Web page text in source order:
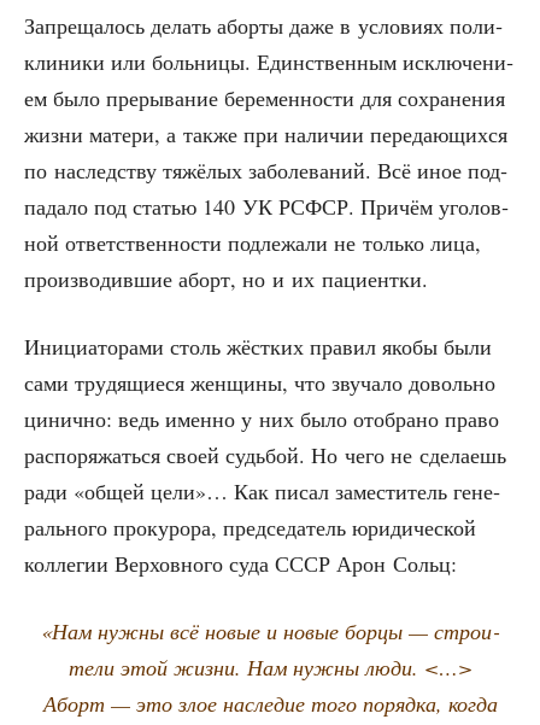
Запре­ща­лось делать абор­ты даже в усло­ви­ях поли­
кли­ни­ки или боль­ни­цы. Един­ствен­ным исклю­че­ни­
ем было пре­ры­ва­ние бере­мен­но­сти для сохра­не­ния
жиз­ни мате­ри, а так­же при нали­чии пере­да­ю­щих­ся
по наслед­ству тяжё­лых забо­ле­ва­ний. Всё иное под­
па­да­ло под ста­тью 140 УК РСФСР. При­чём уго­лов­
ной ответ­ствен­но­сти под­ле­жа­ли не толь­ко лица,
про­из­во­див­шие аборт, но и их пациентки.
Ини­ци­а­то­ра­ми столь жёст­ких пра­вил яко­бы были
сами тру­дя­щи­е­ся жен­щи­ны, что зву­ча­ло доволь­но
цинич­но: ведь имен­но у них было ото­бра­но пра­во
рас­по­ря­жать­ся сво­ей судь­бой. Но чего не сде­ла­ешь
ради «общей цели»… Как писал заме­сти­тель гене­
раль­но­го про­ку­ро­ра, пред­се­да­тель юри­ди­че­ской
кол­ле­гии Вер­хов­но­го суда СССР Арон Сольц:
«Нам нуж­ны всё новые и новые бор­цы — стро­и­
те­ли этой жиз­ни. Нам нуж­ны люди. <…>
Аборт — это злое насле­дие того поряд­ка, когда